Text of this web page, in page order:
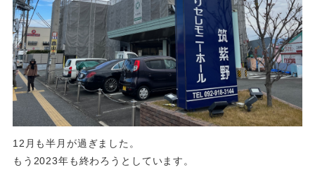
12月も半月が過ぎました。
もう2023年も終わろうとしています。